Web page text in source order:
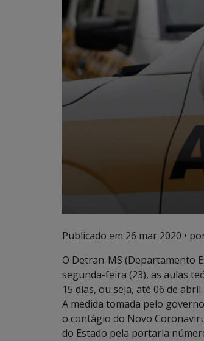
Publicado em 26 mar 2020 •
O Detran-MS (Departamento
segunda-feira (23), as aulas
15 dias, ou seja, até 06 de abril.
A medida tomada pelo
o contágio do Novo
do Estado pela portaria